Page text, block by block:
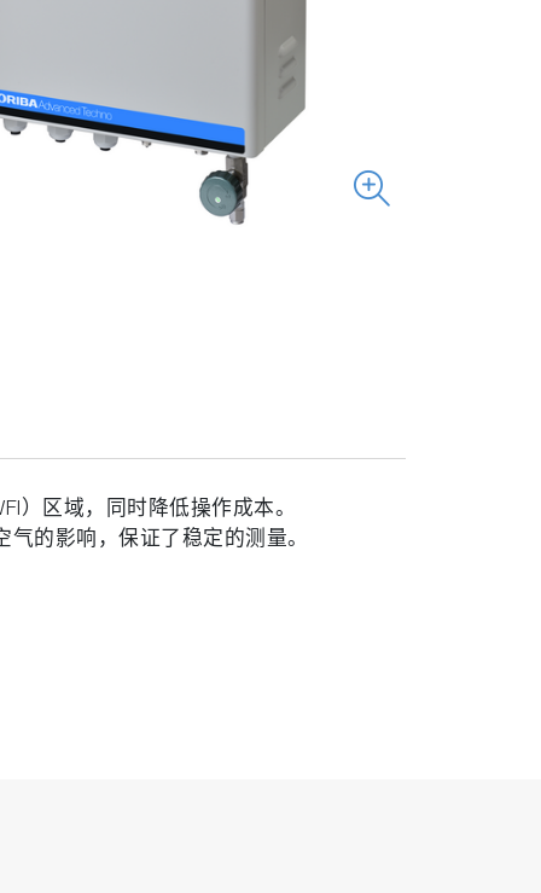
）区域，同时降低操作成本。
的影响，保证了稳定的测量。